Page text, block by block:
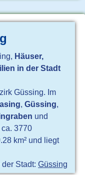
Häuser,
in der Stadt
Güssing. Im
,Güssing,
und
3770
km² und liegt
der Stadt:Güssing